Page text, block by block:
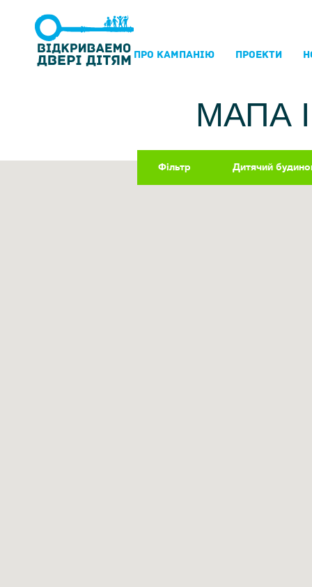
ПРО КАМПАНIЮ ПРОЕКТИ
МАПА
Фільтр Дитячий